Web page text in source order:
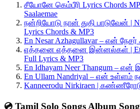
சீயோனே கெம்பீரி Lyrics Chords
Saalaemae
நன்றியோடு நான் துதி பாடுவேன் |
Lyrics Chords & MP3
En Nesar Azhagullavar – என்
எத்தனை எத்தனை இன்னல்கள் |
Full Lyrics & MP3
En Idhayam Neer Thangum –
En Ullam Nandriyal – என் உள்ளம்
Kanneerodu Nirkiraen |
💿 Tamil Solo Songs Album